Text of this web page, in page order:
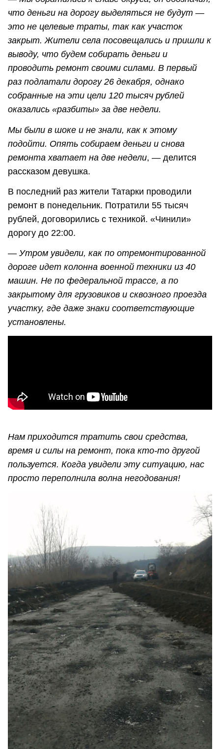
что деньги на дорогу выделяться не будут —
это не целевые траты, так как участок
закрыт. Жители села посовещались и пришли к
выводу, что будем собирать деньги и
проводить ремонт своими силами. В первый
раз подлатали дорогу 26 декабря, однако
собранные на эти цели 120 тысяч рублей
оказались «разбиты» за две недели.
Мы были в шоке и не знали, как к этому
подойти. Опять собираем деньги и снова
ремонта хватает на две недели, — делится
рассказом девушка.
В последний раз жители Татарки проводили
ремонт в понедельник. Потратили 55 тысяч
рублей, договорились с техникой. «Чинили»
дорогу до 22:00.
— Утром увидели, как по отремонтированной
дороге идет колонна военной техники из 40
машин. Не по федеральной трассе, а по
закрытому для грузовиков и сквозного проезда
участку, где даже знаки соответствующие
установлены.
Нам приходится тратить свои средства,
время и силы на ремонт, пока кто-то другой
пользуется. Когда увидели эту ситуацию, нас
просто переполнила волна негодования!